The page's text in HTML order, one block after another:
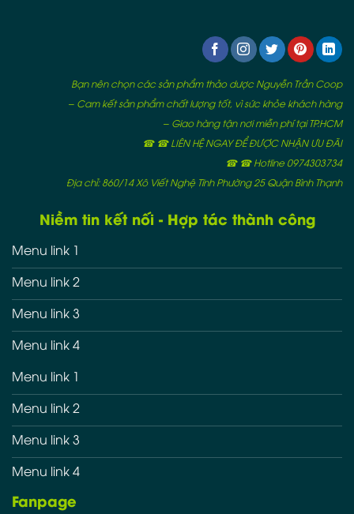
Bạn nên chọn các sản phẩm thảo dược Nguyễn Trần Coop
– Cam kết sản phẩm chất lượng tốt, vì sức khỏe khách hàng
– Giao hàng tận nơi miễn phí tại TP.HCM
☎ ☎ LIÊN HỆ NGAY ĐỂ ĐƯỢC NHẬN ƯU ĐÃI
☎ ☎ Hotline 0974303734
Địa chỉ: 860/14 Xô Viết Nghệ Tĩnh Phường 25 Quận Bình Thạnh
Niềm tin kết nối - Hợp tác thành công
Menu link 1
Menu link 2
Menu link 3
Menu link 4
Menu link 1
Menu link 2
Menu link 3
Menu link 4
Fanpage